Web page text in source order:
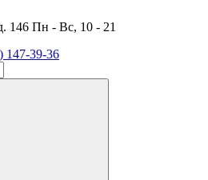
146 Пн - Вс, 10 - 21
147-39-36